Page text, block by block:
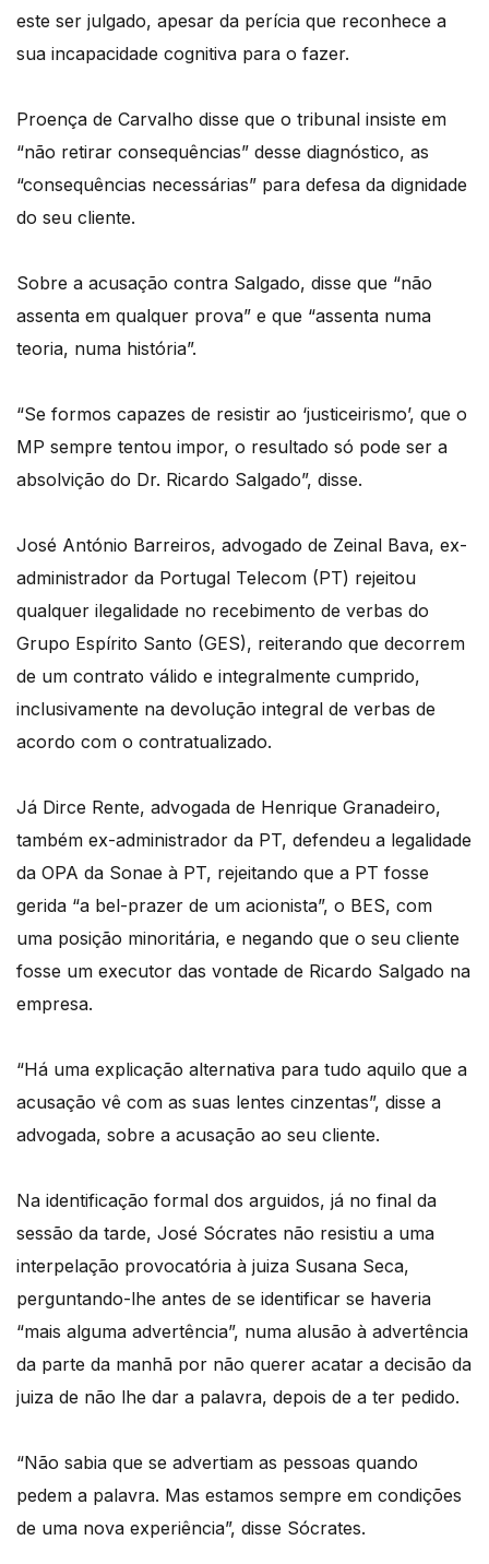
este ser julgado, apesar da perícia que reconhece a
sua incapacidade cognitiva para o fazer.
Proença de Carvalho disse que o tribunal insiste em
“não retirar consequências” desse diagnóstico, as
“consequências necessárias” para defesa da dignidade
do seu cliente.
Sobre a acusação contra Salgado, disse que “não
assenta em qualquer prova” e que “assenta numa
teoria, numa história”.
“Se formos capazes de resistir ao ‘justiceirismo’, que o
MP sempre tentou impor, o resultado só pode ser a
absolvição do Dr. Ricardo Salgado”, disse.
José António Barreiros, advogado de Zeinal Bava, ex-
administrador da Portugal Telecom (PT) rejeitou
qualquer ilegalidade no recebimento de verbas do
Grupo Espírito Santo (GES), reiterando que decorrem
de um contrato válido e integralmente cumprido,
inclusivamente na devolução integral de verbas de
acordo com o contratualizado.
Já Dirce Rente, advogada de Henrique Granadeiro,
também ex-administrador da PT, defendeu a legalidade
da OPA da Sonae à PT, rejeitando que a PT fosse
gerida “a bel-prazer de um acionista”, o BES, com
uma posição minoritária, e negando que o seu cliente
fosse um executor das vontade de Ricardo Salgado na
empresa.
“Há uma explicação alternativa para tudo aquilo que a
acusação vê com as suas lentes cinzentas”, disse a
advogada, sobre a acusação ao seu cliente.
Na identificação formal dos arguidos, já no final da
sessão da tarde, José Sócrates não resistiu a uma
interpelação provocatória à juiza Susana Seca,
perguntando-lhe antes de se identificar se haveria
“mais alguma advertência”, numa alusão à advertência
da parte da manhã por não querer acatar a decisão da
juiza de não lhe dar a palavra, depois de a ter pedido.
“Não sabia que se advertiam as pessoas quando
pedem a palavra. Mas estamos sempre em condições
de uma nova experiência”, disse Sócrates.